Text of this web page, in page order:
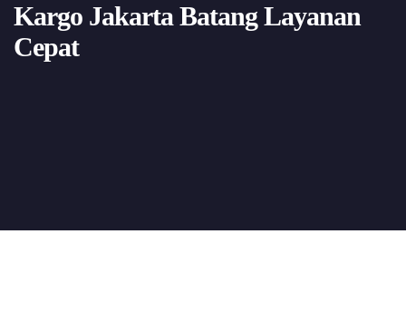
Kargo Jakarta Batang Layanan
Cepat